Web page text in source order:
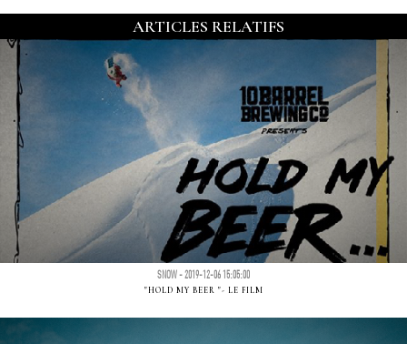
ARTICLES RELATIFS
SNOW - 2019-12-06 15:05:00
"HOLD MY BEER "- LE FILM